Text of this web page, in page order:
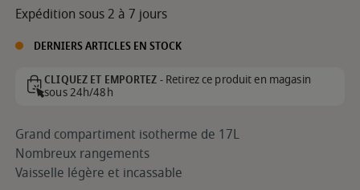
Expédition sous 2 à 7 jours
DERNIERS ARTICLES EN STOCK
CLIQUEZ ET EMPORTEZ -Retirez ce produit en magasin
sous 24h/48h
Grand compartiment isotherme de 17L
Nombreux rangements
Vaisselle légère et incassable